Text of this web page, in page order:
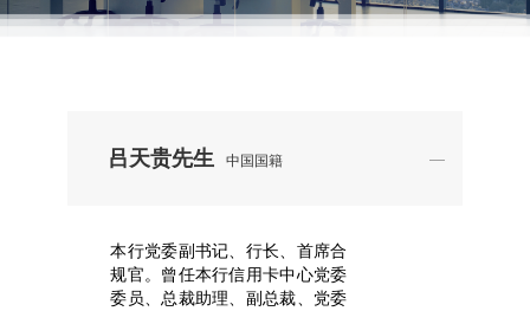
吕天贵先生 中国国籍
本行党委副书记、行长、首席合
规官。曾任本行信用卡中心党委
委员、总裁助理、副总裁、党委